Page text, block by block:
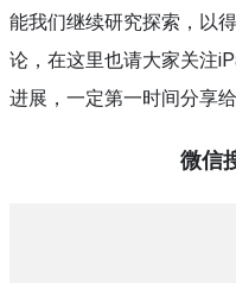
能我们继续研究探索，以
论，在这里也请大家关注
进展，一定第一时间分享给
微信